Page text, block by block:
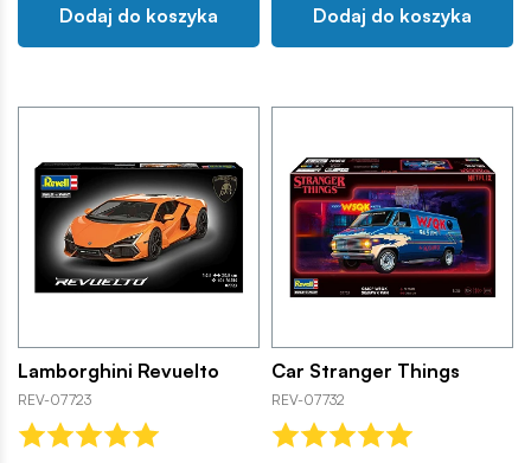
Dodaj do koszyka Dodaj do koszyka
Lamborghini Revuelto
REV-07723
Car Stranger Things
REV-07732